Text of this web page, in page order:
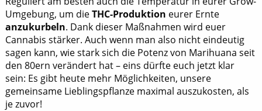
Umgebung, um dieTHC-Produktion eurer Ernte
anzukurbeln. Dank dieser Maßnahmen wird euer
Cannabis stärker. Auch wenn man also nicht eindeutig
sagen kann, wie stark sich die Potenz von Marihuana seit
den 80ern verändert hat – eins dürfte euch jetzt klar
sein: Es gibt heute mehr Möglichkeiten, unsere
gemeinsame Lieblingspflanze maximal auszukosten, als
je zuvor!